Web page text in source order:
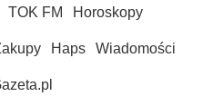
TOK FM Horoskopy
Haps Wiadomości